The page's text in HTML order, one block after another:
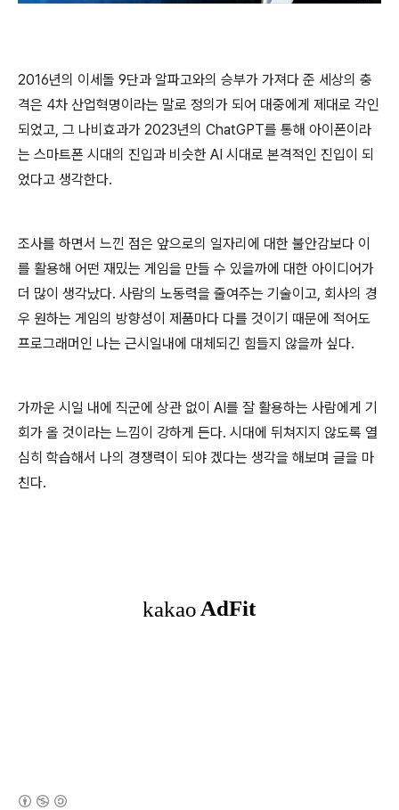
2016년의 이세돌 9단과 알파고와의 승부가 가져다 준 세상의 충
격은 4차 산업혁명이라는 말로 정의가 되어 대중에게 제대로 각인
되었고, 그 나비효과가 2023년의 ChatGPT를 통해 아이폰이라
는 스마트폰 시대의 진입과 비슷한 AI 시대로 본격적인 진입이 되
었다고 생각한다.
조사를 하면서 느낀 점은 앞으로의 일자리에 대한 불안감보다 이
를 활용해 어떤 재밌는 게임을 만들 수 있을까에 대한 아이디어가
더 많이 생각났다. 사람의 노동력을 줄여주는 기술이고, 회사의 경
우 원하는 게임의 방향성이 제품마다 다를 것이기 때문에 적어도
프로그래머인 나는 근시일내에 대체되긴 힘들지 않을까 싶다.
가까운 시일 내에 직군에 상관 없이 AI를 잘 활용하는 사람에게 기
회가 올 것이라는 느낌이 강하게 든다. 시대에 뒤쳐지지 않도록 열
심히 학습해서 나의 경쟁력이 되야 겠다는 생각을 해보며 글을 마
친다.